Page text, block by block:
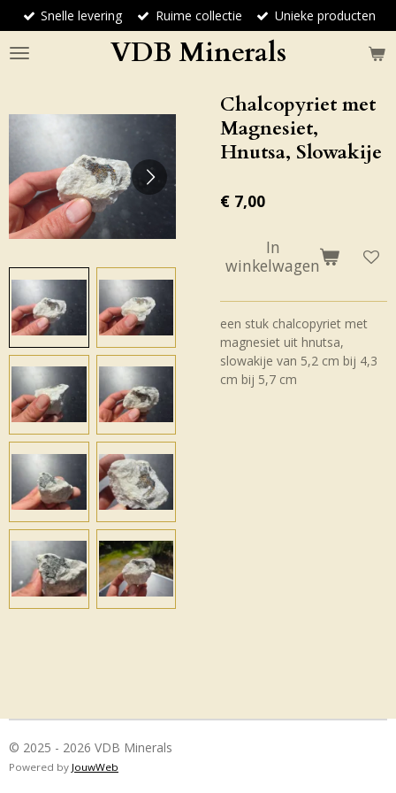
Ga
direct
naar
VDB Minerals
Snelle levering Ruime collectie Unieke producten
Chalcopyriet met
Magnesiet,
Hnutsa, Slowakije
€ 7,00
In
winkelwagen
een stuk chalcopyriet met
magnesiet uit hnutsa,
slowakije van 5,2 cm bij 4,3
cm bij 5,7 cm
© 2025 - 2026 VDB Minerals
Powered by JouwWeb